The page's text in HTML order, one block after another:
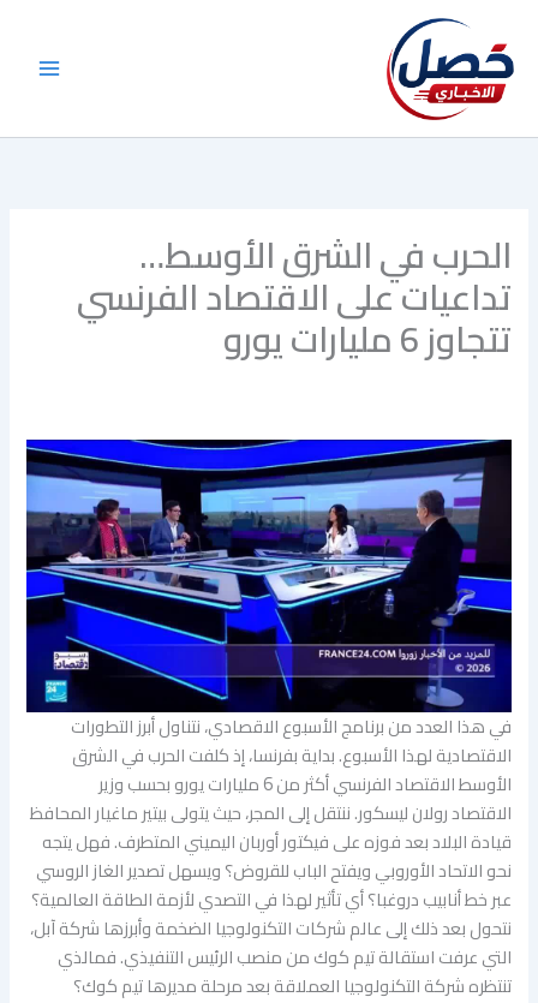
المحتوى
الحرب في الشرق الأوسط…
تداعيات على الاقتصاد الفرنسي
تتجاوز 6 مليارات يورو
في هذا العدد من برنامج الأسبوع الاقصادي، نتناول أبرز التطورات
الاقتصادية لهذا الأسبوع. بداية بفرنسا، إذ كلفت الحرب في الشرق
الأوسط الاقتصاد الفرنسي أكثر من 6 مليارات يورو بحسب وزير
الاقتصاد رولان ليسكور. ننتقل إلى المجر، حيث يتولى بيتير ماغيار المحافظ
قيادة البلاد بعد فوزه على فيكتور أوربان اليميني المتطرف. فهل يتجه
نحو الاتحاد الأوروبي ويفتح الباب للقروض؟ ويسهل تصدير الغاز الروسي
عبر خط أنابيب دروغبا؟ أي تأثير لهذا في التصدي لأزمة الطاقة العالمية؟
نتحول بعد ذلك إلى عالم شركات التكنولوجيا الضخمة وأبرزها شركة آبل،
التي عرفت استقالة تيم كوك من منصب الرئيس التنفيذي. فمالذي
تنتظره شركة التكنولوجيا العملاقة بعد مرحلة مديرها تيم كوك؟